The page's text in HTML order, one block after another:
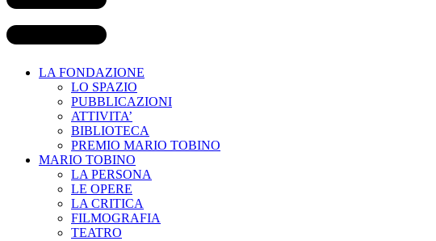
LA FONDAZIONE
LO SPAZIO
PUBBLICAZIONI
ATTIVITA’
BIBLIOTECA
PREMIO MARIO TOBINO
MARIO TOBINO
LA PERSONA
LE OPERE
LA CRITICA
FILMOGRAFIA
TEATRO